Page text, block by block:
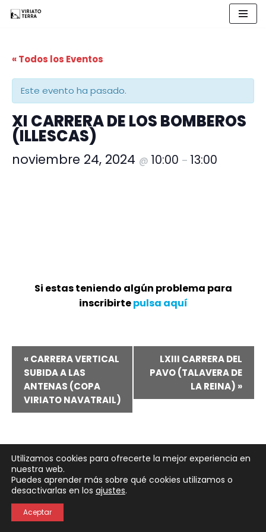
contenido
« Todos los Eventos
Este evento ha pasado.
XI CARRERA DE LOS BOMBEROS
(ILLESCAS)
noviembre 24, 2024 @ 10:00 – 13:00
Si estas teniendo algún problema para
inscribirtepulsa aquí
Navegación
del
Evento
«CARRERA VERTICAL
SUBIDA A LAS
ANTENAS (COPA
VIRIATO NAVATRAIL)
LXIII CARRERA DEL
PAVO (TALAVERA DE
LA REINA) »
Neve| Funciona gracias aWordPress
Política de Privacidad
Utilizamos cookies para ofrecerte la mejor experiencia en
nuestra web.
Puedes aprender más sobre qué cookies utilizamos o
desactivarlas en los ajustes.
Aceptar